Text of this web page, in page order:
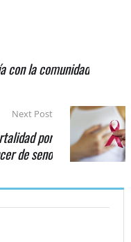
con la comunidad
Next Post
por
de seno